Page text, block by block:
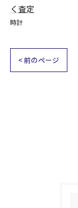
く査定
時計
< 前のページ